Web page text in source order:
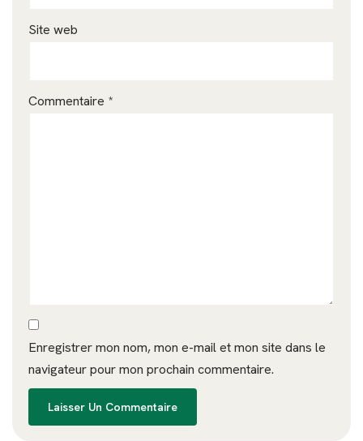
Site web
Commentaire *
Enregistrer mon nom, mon e-mail et mon site dans le
navigateur pour mon prochain commentaire.